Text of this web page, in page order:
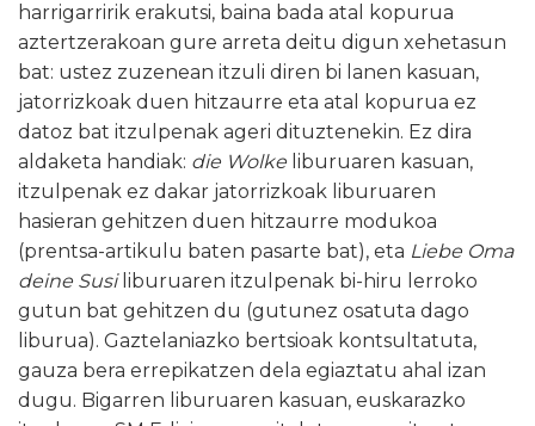
harrigarririk erakutsi, baina bada atal kopurua
aztertzerakoan gure arreta deitu digun xehetasun
bat: ustez zuzenean itzuli diren bi lanen kasuan,
jatorrizkoak duen hitzaurre eta atal kopurua ez
datoz bat itzulpenak ageri dituztenekin. Ez dira
aldaketa handiak: die Wolke liburuaren kasuan,
itzulpenak ez dakar jatorrizkoak liburuaren
hasieran gehitzen duen hitzaurre modukoa
(prentsa-artikulu baten pasarte bat), eta Liebe Oma
deine Susiliburuaren itzulpenak bi-hiru lerroko
gutun bat gehitzen du (gutunez osatuta dago
liburua). Gaztelaniazko bertsioak kontsultatuta,
gauza bera errepikatzen dela egiaztatu ahal izan
dugu. Bigarren liburuaren kasuan, euskarazko